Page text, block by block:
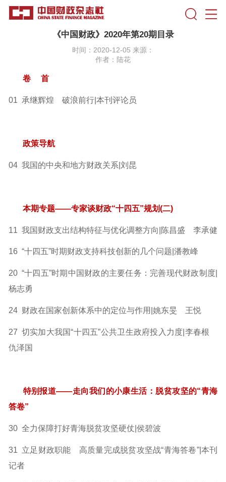
《中国财政》2020年第20期目录
时间：2020-12-05 来源：
作者：陆花
卷 首
01 承继辉煌 破浪前行|本刊评论员
政策导航
04 我国的中央和地方财政关系|刘昆
本期专题——专家谈财政“十四五”规划(二)
11 我国财政支出结构特征与优化调整方向|陈昌盛 李承健
16 “十四五”时期财政支持科技创新的几个问题|潘教峰
20 “十四五”时期中国财政的主要任务：完善现代财政制度|
杨志勇
24 财政在国家创新体系中的定位与作用|姚东旻 王悦
27 切实加大我国“十四五”公共卫生政府投入力度|李春根
仇泽国
特别报道——走向我们的小康生活：脱贫攻坚的“青海
答卷”
30 全力保障打好青海脱贫攻坚硬仗|侯碧波
31 立足财政职能 高质量完成脱贫攻坚战“青海答卷”|本刊
记者